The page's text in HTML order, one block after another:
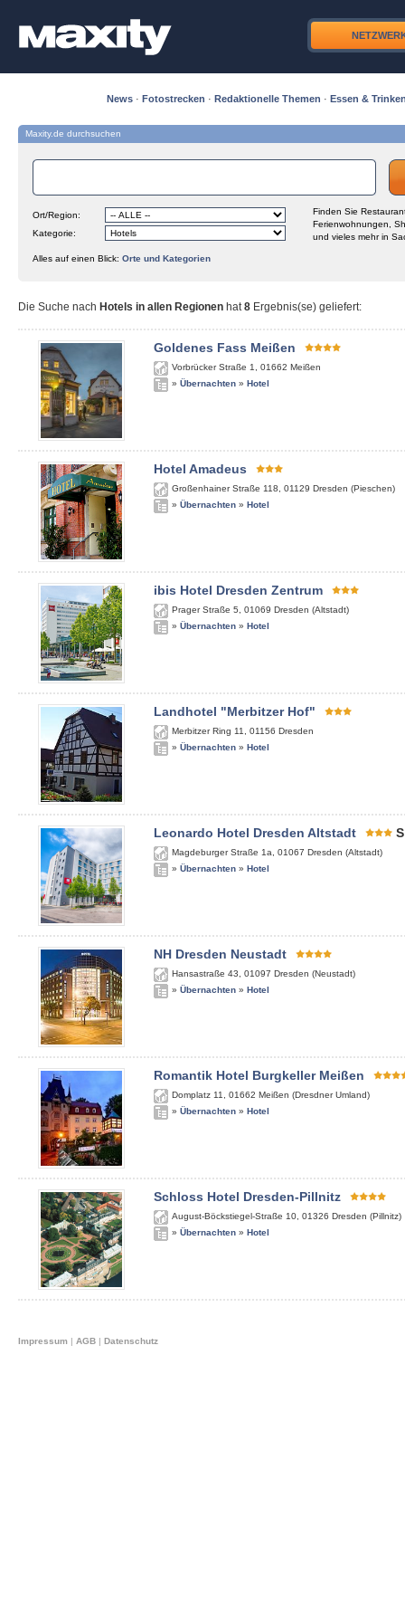
News · Fotostrecken · Redaktionelle Themen · Essen &
Maxity.de durchsuchen
Ort/Region:
Kategorie:
Finden Sie
Ferienwohnungen,
und vieles mehr in
Alles auf einen Blick: Orte und Kategorien
Die Suche nach Hotels in allen Regionen hat8 Ergebnis(se) geliefert:
Goldenes Fass Meißen
Vorbrücker Straße 1 01662 Meißen
» Übernachten » Hotel
Hotel Amadeus
Großenhainer Straße 118 01129 Dresden (Pieschen)
» Übernachten » Hotel
ibis Hotel Dresden Zentrum
Prager Straße 5 01069 Dresden (Altstadt)
» Übernachten » Hotel
Landhotel "Merbitzer Hof"
Merbitzer Ring 11 01156 Dresden
» Übernachten » Hotel
Leonardo Hotel Dresden Altstadt S
Magdeburger Straße 1a 01067 Dresden (Altstadt)
» Übernachten » Hotel
NH Dresden Neustadt
Hansastraße 43 01097 Dresden (Neustadt)
» Übernachten » Hotel
Romantik Hotel Burgkeller Meißen
Domplatz 11 01662 Meißen (Dresdner Umland)
» Übernachten » Hotel
Schloss Hotel Dresden-Pillnitz
August-Böckstiegel-Straße 10 01326 Dresden (Pillnitz)
» Übernachten » Hotel
Impressum | AGB | Datenschutz